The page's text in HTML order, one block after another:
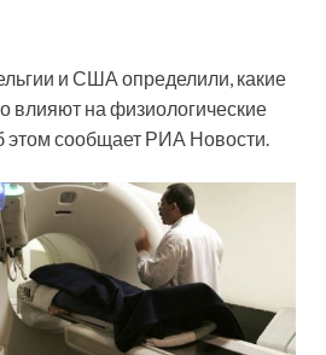
и США определили, какие
влияют на физиологические
этом сообщает РИА Новости.